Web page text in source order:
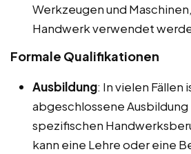
Werkzeugen und
Handwerk verwendet
Formale Qualifikationen
Ausbildung: In vielen Fällen
abgeschlossene Ausbildung
spezifischen
kann eine Lehre oder eine